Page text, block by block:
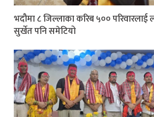
भदौमा ८ जिल्लाका करिब ५०० परिवारलाई
सुर्खेत पनि समेटियो